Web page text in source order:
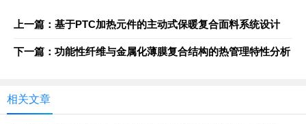
上一篇：基于PTC加热元件的主动式保暖复合面料系统设计
下一篇：功能性纤维与金属化薄膜复合结构的热管理特性分析
相关文章